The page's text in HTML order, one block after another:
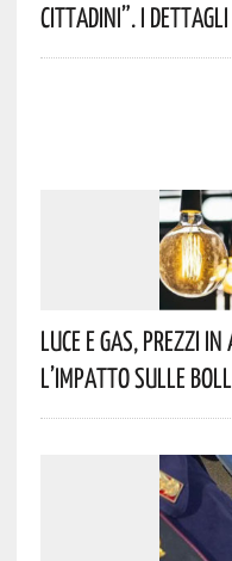
Cittadini”. I Dettagli
Luce E Gas, Prezzi
L’impatto Sulle